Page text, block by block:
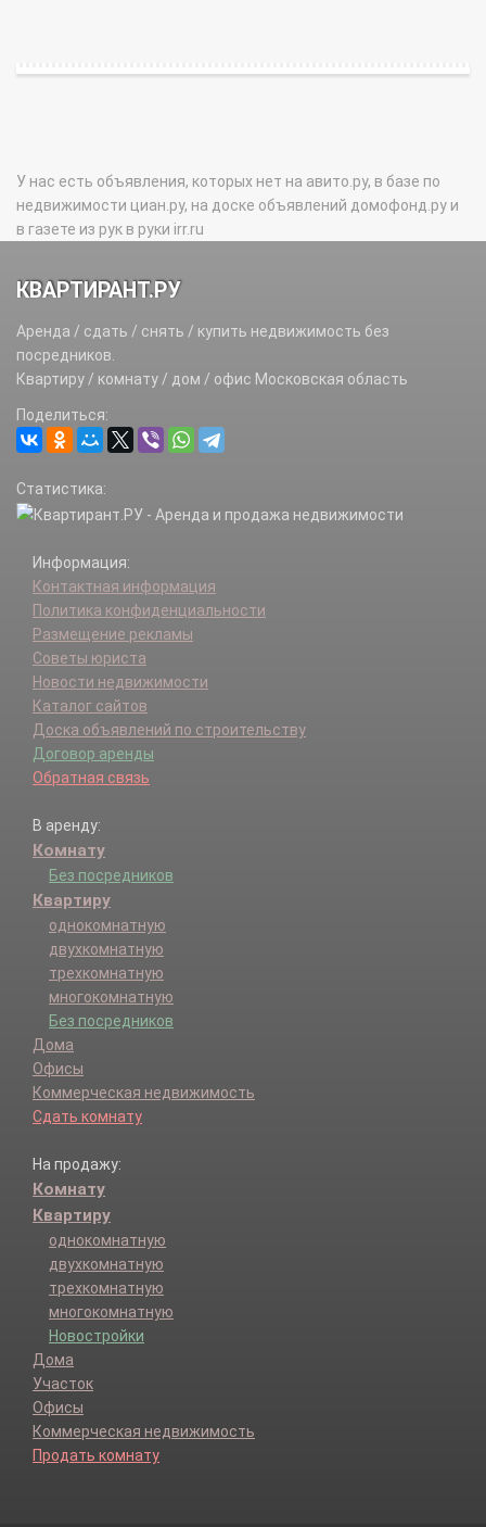
У нас есть объявления, которых нет на авито.ру, в базе по
недвижимости циан.ру, на доске объявлений домофонд.ру и
в газете из рук в руки irr.ru
КВАРТИРАНТ.РУ
Аренда / сдать / снять / купить недвижимость без
посредников.
Квартиру / комнату / дом / офис Московская область
Поделиться:
Статистика:
Информация:
Контактная информация
Политика конфиденциальности
Размещение рекламы
Советы юриста
Новости недвижимости
Каталог сайтов
Доска объявлений по строительству
Договор аренды
Обратная связь
В аренду:
Комнату
Без посредников
Квартиру
однокомнатную
двухкомнатную
трехкомнатную
многокомнатную
Без посредников
Дома
Офисы
Коммерческая недвижимость
Сдать комнату
На продажу:
Комнату
Квартиру
однокомнатную
двухкомнатную
трехкомнатную
многокомнатную
Новостройки
Дома
Участок
Офисы
Коммерческая недвижимость
Продать комнату